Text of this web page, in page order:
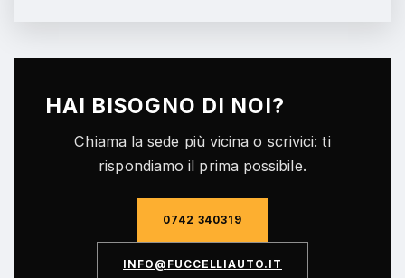
HAI BISOGNO DI NOI?
Chiama la sede più vicina o scrivici: ti
rispondiamo il prima possibile.
0742 340319
TI.OTUAILLECCUF
@OFNI